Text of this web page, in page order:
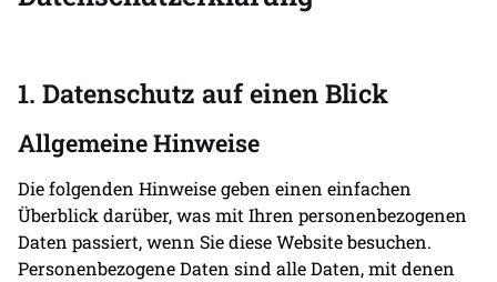
1. Datenschutz auf einen Blick
Allgemeine Hinweise
Die folgenden Hinweise geben einen einfachen
Überblick darüber, was mit Ihren personenbezogenen
Daten passiert, wenn Sie diese Website besuchen.
Personenbezogene Daten sind alle Daten, mit denen